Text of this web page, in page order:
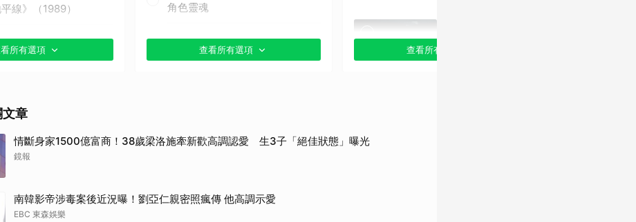
線》（1989）
十月》（1990）
平線》（1997）
1999）
墓》（2013）
》(2015)
所有選項
角色靈魂
真人版特效絕對不能尷尬
查看所有選項 查看所有選項
章
情斷身家1500億富商！38歲梁洛施牽新歡高調認愛 生3子「絕佳狀態」曝光
鏡報
南韓影帝涉毒案後近況曝！劉亞仁親密照瘋傳 他高調示愛
EBC 東森娛樂